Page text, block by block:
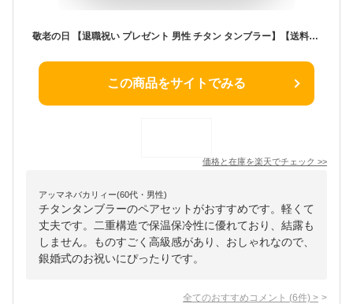
敬老の日 【退職祝い プレゼント 男性 チタン タンブラー】【送料無料】 ペア 夫婦 保温 保冷 二重 名入れ カップ コーヒー 米寿 プレゼント 金婚式 ビアカップ ビールグラス 270cc 還暦祝 結婚祝 誕生日 古希 喜寿 内祝 贈り物【楽ギフ_包装】 【楽ギフ_のし】 伝承 匠
この商品をサイトでみる
価格と在庫を楽天でチェック >>
アッマネバカリィー(60代・男性)
チタンタンブラーのペアセットがおすすめです。軽くて
丈夫です。二重構造で保温保冷性に優れており、結露も
しません。ものすごく高級感があり、おしゃれなので、
銀婚式のお祝いにぴったりです。
全てのおすすめコメント (6件) >